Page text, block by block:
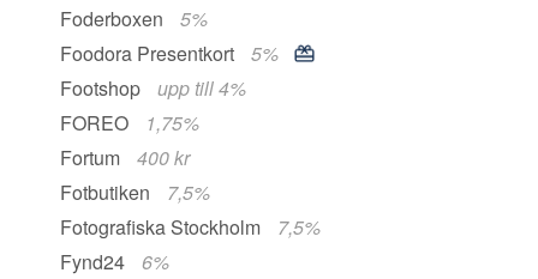
Foderboxen
5%
Foodora Presentkort
5%
Footshop
upp till 4%
FOREO
1,75%
Fortum
400 kr
Fotbutiken
7,5%
Fotografiska Stockholm
7,5%
Fynd24
6%